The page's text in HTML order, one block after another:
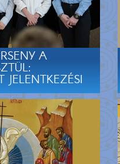
A
JELENTKEZÉSI